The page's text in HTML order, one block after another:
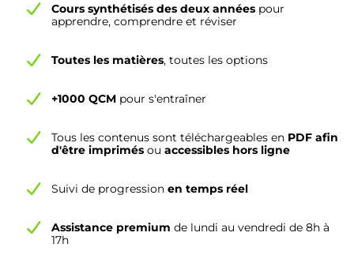
Cours synthétisés des deux années pour
apprendre, comprendre et réviser
Toutes les matières, toutes les options
+1000 QCM pour s'entraîner
Tous les contenus sont téléchargeables en PDF afin
d'être imprimés ou accessibles hors ligne
Suivi de progression en temps réel
Assistance premium de lundi au vendredi de 8h à
17h